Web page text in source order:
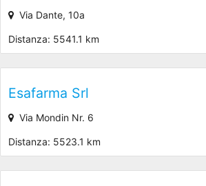
Via Dante, 10a
Distanza: 5541.1 km
Esafarma Srl
Via Mondin Nr. 6
Distanza: 5523.1 km